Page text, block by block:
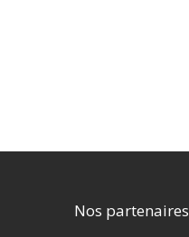
Nos partenaires